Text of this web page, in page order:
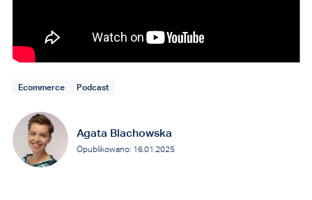
Agata Blachowska
Opublikowano: 16.01.2025
Ecommerce Podcast